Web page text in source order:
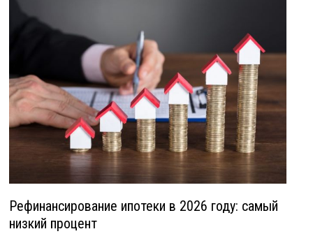
Рефинансирование ипотеки в 2026 году: самый
низкий процент